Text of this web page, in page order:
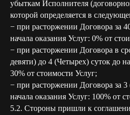
убыткам Исполнителя
которой определяется в
− при расторжении Договора за
начала оказания Услуг: 0% от
− при расторжении Договора в
девяти) до 4 (Четырех) суток до
30% от стоимости Услуг;
− при расторжении Договора за 3
начала оказания Услуг: 100% от
5.2. Стороны пришли к